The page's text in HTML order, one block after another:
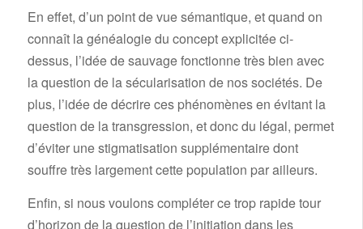
En effet, d’un point de vue sémantique, et quand on
connaît la généalogie du concept explicitée ci-
dessus, l’idée de sauvage fonctionne très bien avec
la question de la sécularisation de nos sociétés. De
plus, l’idée de décrire ces phénomènes en évitant la
question de la transgression, et donc du légal, permet
d’éviter une stigmatisation supplémentaire dont
souffre très largement cette population par ailleurs.
Enfin, si nous voulons compléter ce trop rapide tour
d’horizon de la question de l’initiation dans les